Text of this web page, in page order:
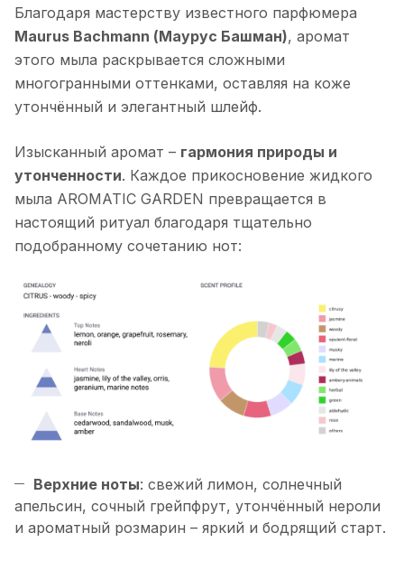
Благодаря мастерству известного парфюмера
Maurus Bachmann (Маурус Башман), аромат
этого мыла раскрывается сложными
многогранными оттенками, оставляя на коже
утончённый и элегантный шлейф.
Изысканный аромат – гармония природы и
утонченности. Каждое прикосновение жидкого
мыла AROMATIC GARDEN превращается в
настоящий ритуал благодаря тщательно
подобранному сочетанию нот:
Верхние ноты: свежий лимон, солнечный
апельсин, сочный грейпфрут, утончённый нероли
и ароматный розмарин – яркий и бодрящий старт.